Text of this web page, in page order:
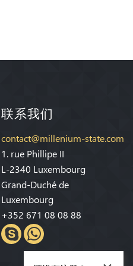
联系我们
contact@millenium-state.com
1. rue Phillipe II
L-2340 Luxembourg
Grand-Duché de
Luxembourg
+352 671 08 08 88